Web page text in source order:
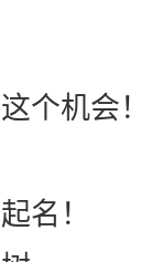
机会！
名！